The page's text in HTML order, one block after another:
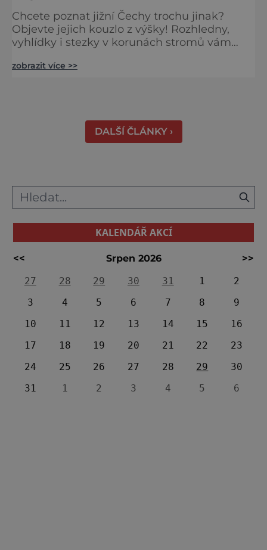
Chcete poznat jižní Čechy trochu jinak?
Objevte jejich kouzlo z výšky! Rozhledny,
vyhlídky i stezky v korunách stromů vám
města i Alpy v dálce. Ptačí pozorovatelna
zobrazit více >>
DALŠÍ ČLÁNKY ›
KALENDÁŘ AKCÍ
<< Srpen 2026
>>
27
28 29 30 31 1
2
3
4 5 6 7 8
9
10
11 12 13 14 15
16
17
18 19 20 21 22
23
24
25 26 27 28 29
30
31
1 2 3 4 5 6